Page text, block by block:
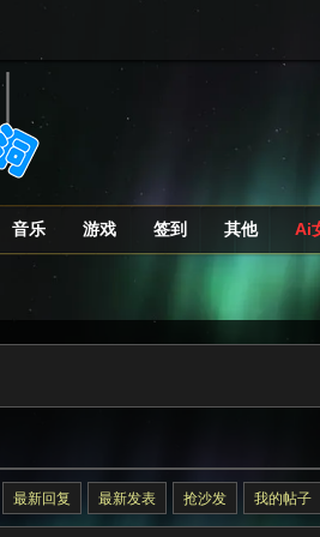
音乐 游戏 签到 其他 Ai
最新回复 最新发表 抢沙发 我的帖子